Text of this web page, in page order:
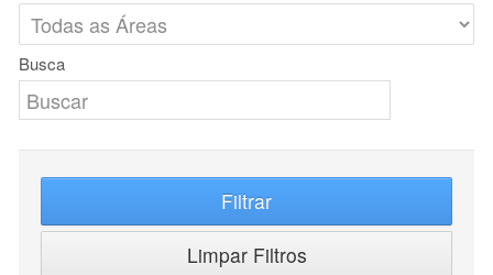
Busca
Filtrar
Limpar Filtros